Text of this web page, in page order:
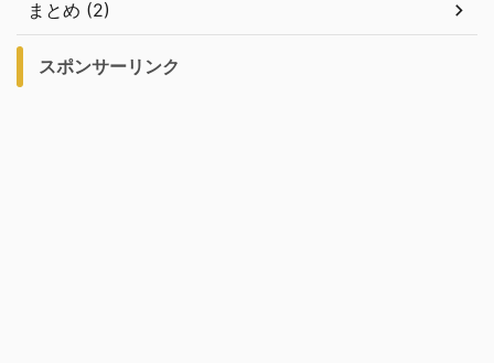
まとめ (2)
スポンサーリンク